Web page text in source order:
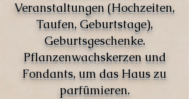
Veranstaltungen (Hochzeiten,
Taufen, Geburtstage),
Geburtsgeschenke.
Pflanzenwachskerzen und
Fondants, um das Haus zu
parfümieren.